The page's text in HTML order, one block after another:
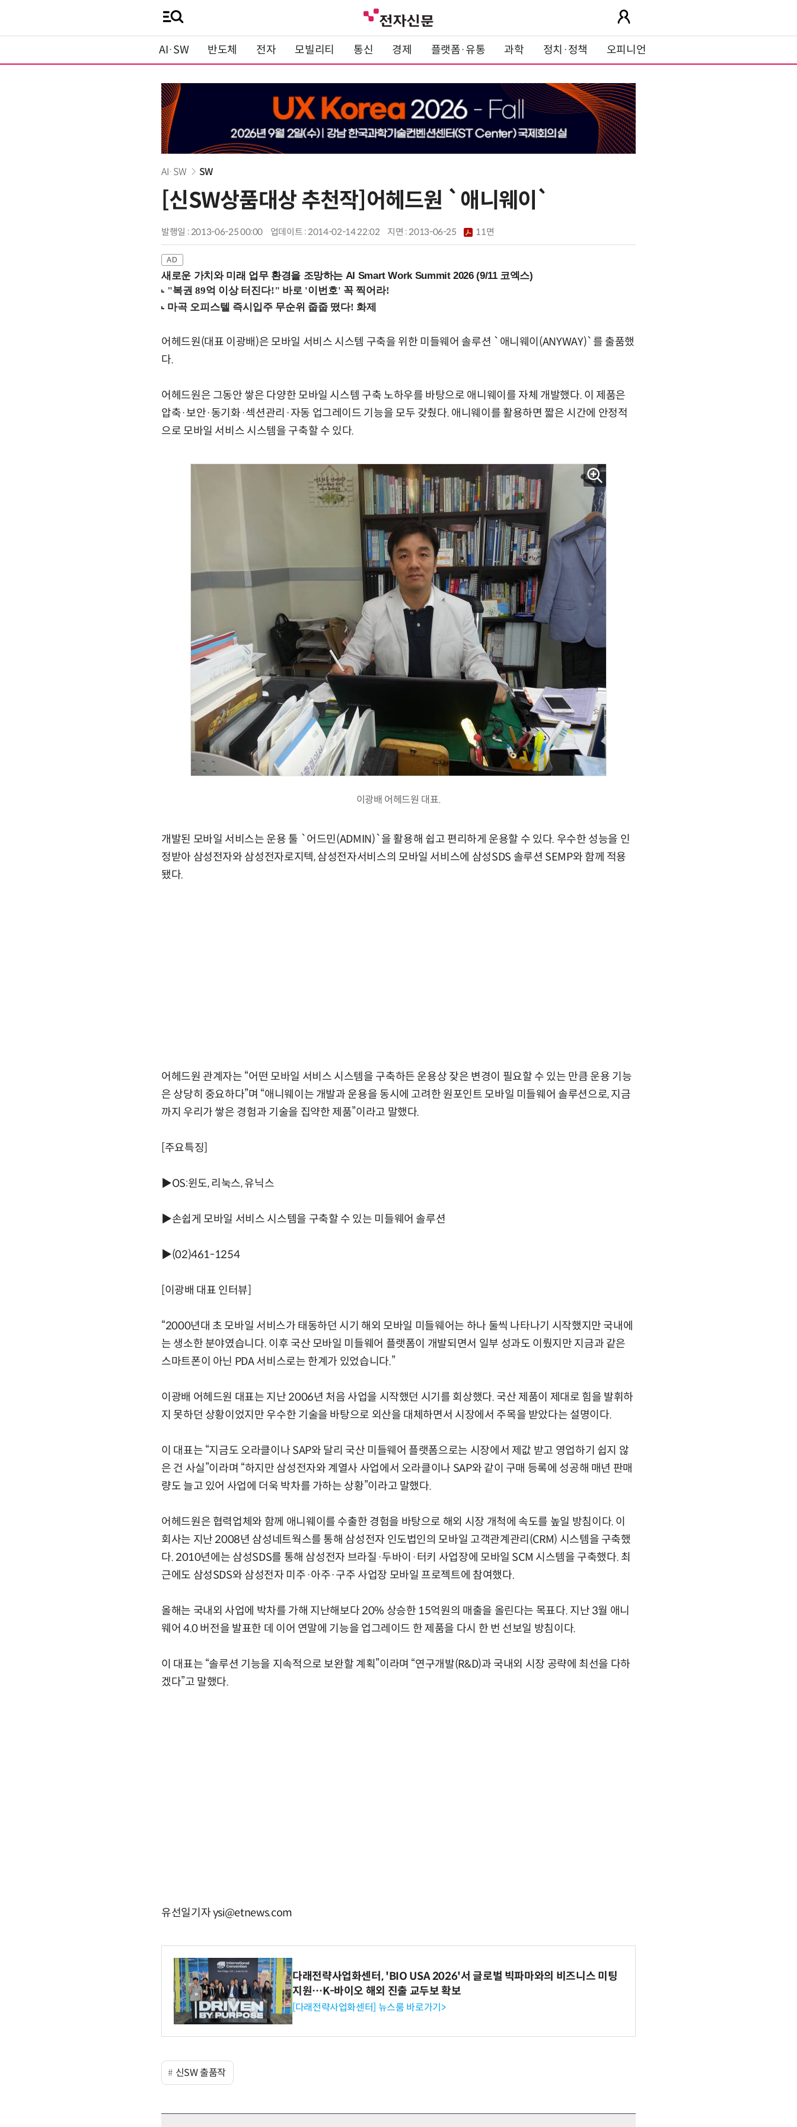
AI·SW 반도체 전자 모빌리티 통신 경제 플랫폼·유통 과학 정치·정책 오피니언
AI·SW SW
[신SW상품대상 추천작]어헤드원 `애니웨이`
발행일 : 2013-06-25 00:00 업데이트 : 2014-02-14 22:02 지면 :2013-06-25 11면
새로운 가치와 미래 업무 환경을 조망하는 AI Smart Work Summit 2026 (9/11 코엑스)
어헤드원(대표 이광배)은 모바일 서비스 시스템 구축을 위한 미들웨어 솔루션 `애니웨이(ANYWAY)`를 출품했
다.
어헤드원은 그동안 쌓은 다양한 모바일 시스템 구축 노하우를 바탕으로 애니웨이를 자체 개발했다. 이 제품은
압축·보안·동기화·섹션관리·자동 업그레이드 기능을 모두 갖췄다. 애니웨이를 활용하면 짧은 시간에 안정적
으로 모바일 서비스 시스템을 구축할 수 있다.
이광배 어헤드원 대표.
개발된 모바일 서비스는 운용 툴 `어드민(ADMIN)`을 활용해 쉽고 편리하게 운용할 수 있다. 우수한 성능을 인
정받아 삼성전자와 삼성전자로지텍, 삼성전자서비스의 모바일 서비스에 삼성SDS 솔루션 SEMP와 함께 적용
됐다.
어헤드원 관계자는 “어떤 모바일 서비스 시스템을 구축하든 운용상 잦은 변경이 필요할 수 있는 만큼 운용 기능
은 상당히 중요하다”며 “애니웨이는 개발과 운용을 동시에 고려한 원포인트 모바일 미들웨어 솔루션으로, 지금
까지 우리가 쌓은 경험과 기술을 집약한 제품”이라고 말했다.
[주요특징]
▶OS:윈도, 리눅스, 유닉스
▶손쉽게 모바일 서비스 시스템을 구축할 수 있는 미들웨어 솔루션
▶(02)461-1254
[이광배 대표 인터뷰]
“2000년대 초 모바일 서비스가 태동하던 시기 해외 모바일 미들웨어는 하나 둘씩 나타나기 시작했지만 국내에
는 생소한 분야였습니다. 이후 국산 모바일 미들웨어 플랫폼이 개발되면서 일부 성과도 이뤘지만 지금과 같은
스마트폰이 아닌 PDA 서비스로는 한계가 있었습니다.”
이광배 어헤드원 대표는 지난 2006년 처음 사업을 시작했던 시기를 회상했다. 국산 제품이 제대로 힘을 발휘하
지 못하던 상황이었지만 우수한 기술을 바탕으로 외산을 대체하면서 시장에서 주목을 받았다는 설명이다.
이 대표는 “지금도 오라클이나 SAP와 달리 국산 미들웨어 플랫폼으로는 시장에서 제값 받고 영업하기 쉽지 않
은 건 사실”이라며 “하지만 삼성전자와 계열사 사업에서 오라클이나 SAP와 같이 구매 등록에 성공해 매년 판매
량도 늘고 있어 사업에 더욱 박차를 가하는 상황”이라고 말했다.
어헤드원은 협력업체와 함께 애니웨이를 수출한 경험을 바탕으로 해외 시장 개척에 속도를 높일 방침이다. 이
회사는 지난 2008년 삼성네트웍스를 통해 삼성전자 인도법인의 모바일 고객관계관리(CRM) 시스템을 구축했
다. 2010년에는 삼성SDS를 통해 삼성전자 브라질·두바이·터키 사업장에 모바일 SCM 시스템을 구축했다. 최
근에도 삼성SDS와 삼성전자 미주·아주·구주 사업장 모바일 프로젝트에 참여했다.
올해는 국내외 사업에 박차를 가해 지난해보다 20% 상승한 15억원의 매출을 올린다는 목표다. 지난 3월 애니
웨어 4.0 버전을 발표한 데 이어 연말에 기능을 업그레이드 한 제품을 다시 한 번 선보일 방침이다.
이 대표는 “솔루션 기능을 지속적으로 보완할 계획”이라며 “연구개발(R&D)과 국내외 시장 공략에 최선을 다하
겠다”고 말했다.
유선일기자 ysi@etnews.com
다래전략사업화센터, 'BIO USA 2026'서 글로벌 빅파마와의 비즈니스 미팅
지원…K-바이오 해외 진출 교두보 확보
[다래전략사업화센터] 뉴스룸 바로가기>
신SW 출품작